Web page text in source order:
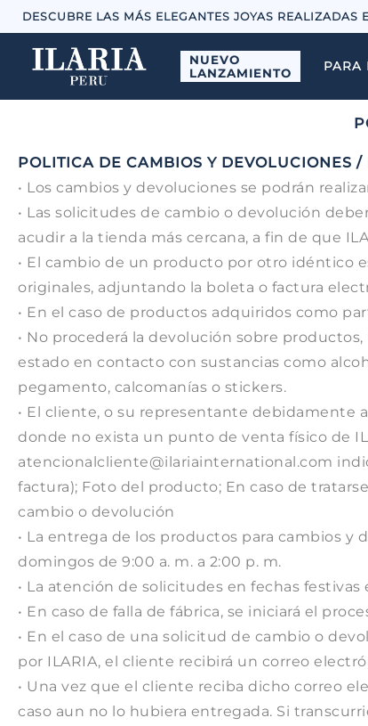
DESCUBRE LAS MÁS ELEGANTES JOYAS REALIZADAS
NUEVO
LANZAMIENTO
PARA
POLITICA DE CAMBIOS Y DEVOLUCIONES
• Los cambios y devoluciones se podrán
• Las solicitudes de cambio o devolución
acudir a la tienda más cercana, a fin de que
• El cambio de un producto por otro idéntico
originales, adjuntando la boleta o factura
• En el caso de productos adquiridos como
• No procederá la devolución sobre
estado en contacto con sustancias como
pegamento, calcomanías o stickers.
• El cliente, o su representante debidamente
donde no exista un punto de venta físico de
atencionalcliente@ilariainternational.com
factura); Foto del producto; En caso de
cambio o devolución
• La entrega de los productos para cambios y
domingos de 9:00 a. m. a 2:00 p. m.
• La atención de solicitudes en fechas
• En caso de falla de fábrica, se iniciará el
• En el caso de una solicitud de cambio o
por ILARIA, el cliente recibirá un correo
• Una vez que el cliente reciba dicho correo
caso aun no lo hubiera entregada. Si